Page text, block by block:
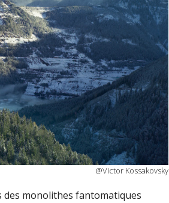
@Victor Kossakovsky
des monolithes fantomatiques